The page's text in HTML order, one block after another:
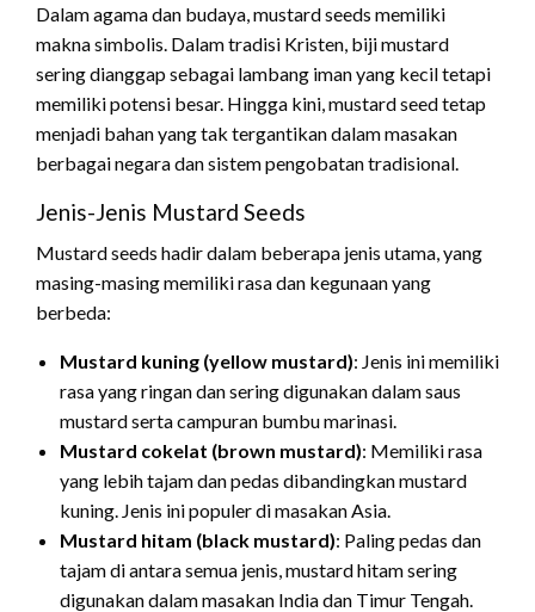
Dalam agama dan budaya, mustard seeds memiliki
makna simbolis. Dalam tradisi Kristen, biji mustard
sering dianggap sebagai lambang iman yang kecil tetapi
memiliki potensi besar. Hingga kini, mustard seed tetap
menjadi bahan yang tak tergantikan dalam masakan
berbagai negara dan sistem pengobatan tradisional.
Jenis-Jenis Mustard Seeds
Mustard seeds hadir dalam beberapa jenis utama, yang
masing-masing memiliki rasa dan kegunaan yang
berbeda:
Mustard kuning (yellow mustard): Jenis ini memiliki
rasa yang ringan dan sering digunakan dalam saus
mustard serta campuran bumbu marinasi.
Mustard cokelat (brown mustard): Memiliki rasa
yang lebih tajam dan pedas dibandingkan mustard
kuning. Jenis ini populer di masakan Asia.
Mustard hitam (black mustard): Paling pedas dan
tajam di antara semua jenis, mustard hitam sering
digunakan dalam masakan India dan Timur Tengah.